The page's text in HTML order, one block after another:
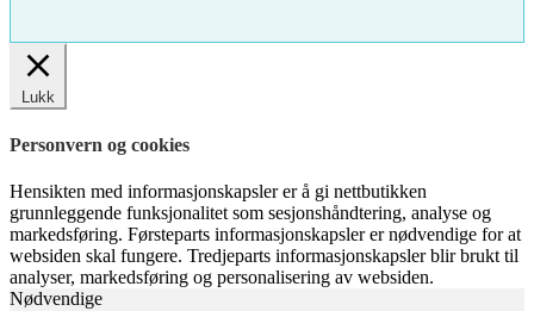
Lukk
Personvern og cookies
Hensikten med informasjonskapsler er å gi nettbutikken
grunnleggende funksjonalitet som sesjonshåndtering, analyse og
markedsføring. Førsteparts informasjonskapsler er nødvendige for at
websiden skal fungere. Tredjeparts informasjonskapsler blir brukt til
analyser, markedsføring og personalisering av websiden.
Nødvendige